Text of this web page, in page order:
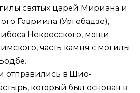
святых царей Мириана и
Гавриила (Ургебадзе),
Некресского, мощи
часть камня с могилы
отправились в Шио-
который был основан в